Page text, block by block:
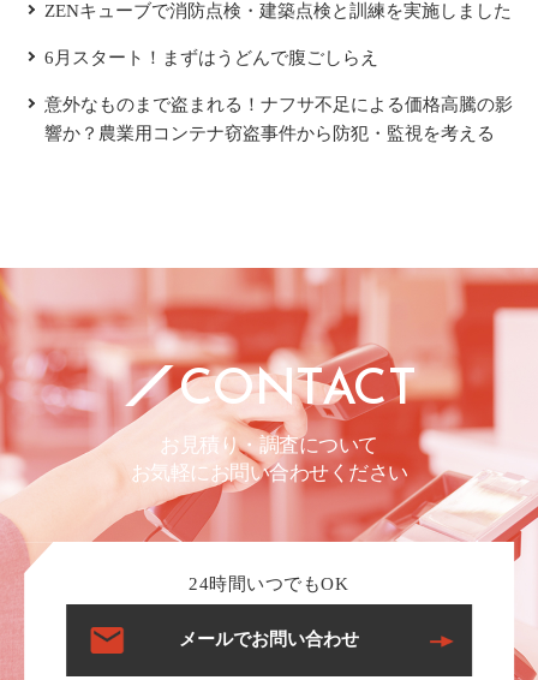
ZENキューブで消防点検・建築点検と訓練を実施しました
6月スタート！まずはうどんで腹ごしらえ
意外なものまで盗まれる！ナフサ不足による価格高騰の影
響か？農業用コンテナ窃盗事件から防犯・監視を考える
CONTACT
お見積り・調査について
お気軽にお問い合わせください
24時間いつでもOK
メールでお問い合わせ